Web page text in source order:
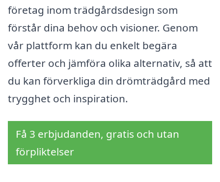
företag inom trädgårdsdesign som
förstår dina behov och visioner. Genom
vår plattform kan du enkelt begära
offerter och jämföra olika alternativ, så att
du kan förverkliga din drömträdgård med
trygghet och inspiration.
Få 3 erbjudanden, gratis och utan
förpliktelser